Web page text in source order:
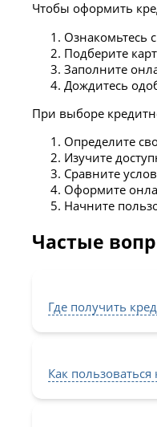
Чтобы оформить
Ознакомьтесь
Подберите
Заполните
Дождитесь
При выборе
Определите
Изучите
Сравните
Оформите
Начните
Частые
Где получить
Как